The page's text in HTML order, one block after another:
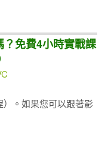
免費4小時實戰課
。如果您可以跟著影